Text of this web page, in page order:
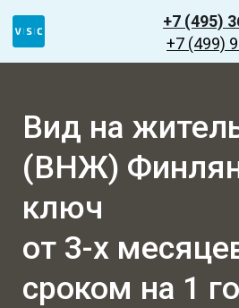
+7 (495)
+7 (499)
Вид на
(ВНЖ)
ключ
от 3-х
сроком на 1